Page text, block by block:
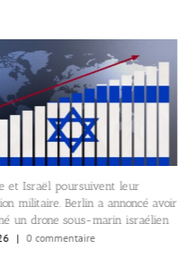
et Israël poursuivent leur
militaire. Berlin a annoncé avoir
un drone sous-marin israélien
| 0 commentaire